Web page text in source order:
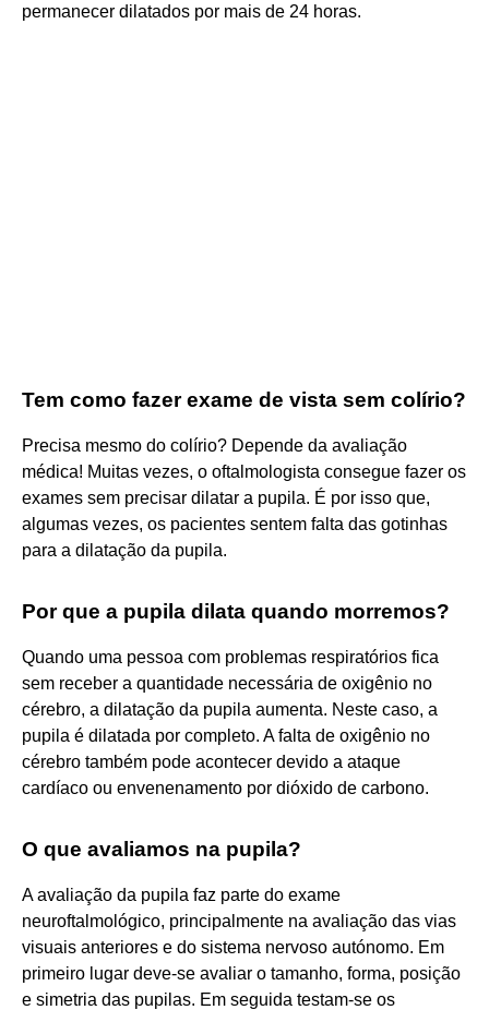
permanecer dilatados por mais de 24 horas.
Tem como fazer exame de vista sem colírio?
Precisa mesmo do colírio? Depende da avaliação
médica! Muitas vezes, o oftalmologista consegue fazer os
exames sem precisar dilatar a pupila. É por isso que,
algumas vezes, os pacientes sentem falta das gotinhas
para a dilatação da pupila.
Por que a pupila dilata quando morremos?
Quando uma pessoa com problemas respiratórios fica
sem receber a quantidade necessária de oxigênio no
cérebro, a dilatação da pupila aumenta. Neste caso, a
pupila é dilatada por completo. A falta de oxigênio no
cérebro também pode acontecer devido a ataque
cardíaco ou envenenamento por dióxido de carbono.
O que avaliamos na pupila?
A avaliação da pupila faz parte do exame
neuroftalmológico, principalmente na avaliação das vias
visuais anteriores e do sistema nervoso autónomo. Em
primeiro lugar deve-se avaliar o tamanho, forma, posição
e simetria das pupilas. Em seguida testam-se os